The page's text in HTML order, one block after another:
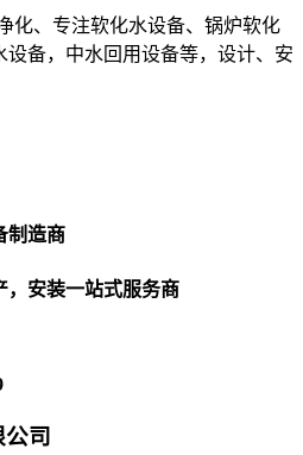
化、专注软化水设备、锅炉软化
备，中水回用设备等，设计、安
制造商
，安装一站式服务商
司